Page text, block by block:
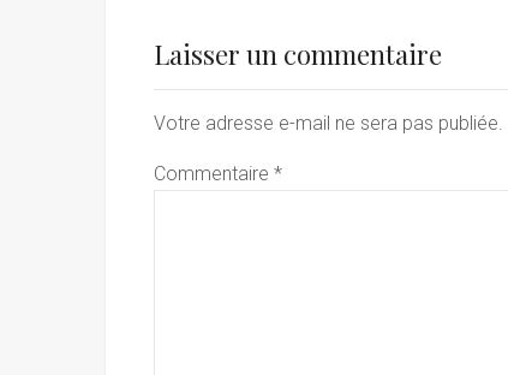
Laisser un commentaire
Votre adresse e-mail ne sera pas publiée.
Commentaire *